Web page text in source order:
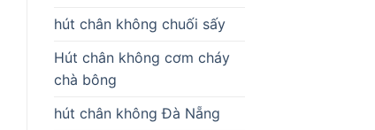
hút chân không chuối sấy
Hút chân không cơm cháy
chà bông
hút chân không Đà Nẵng